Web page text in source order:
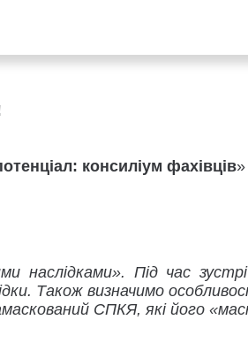
консиліум фахівців»
наслідками». Під час
Також визначимо
СПКЯ, які його